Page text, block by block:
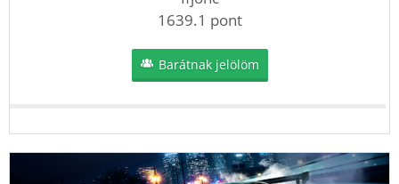
1639.1 pont
Barátnak jelölöm